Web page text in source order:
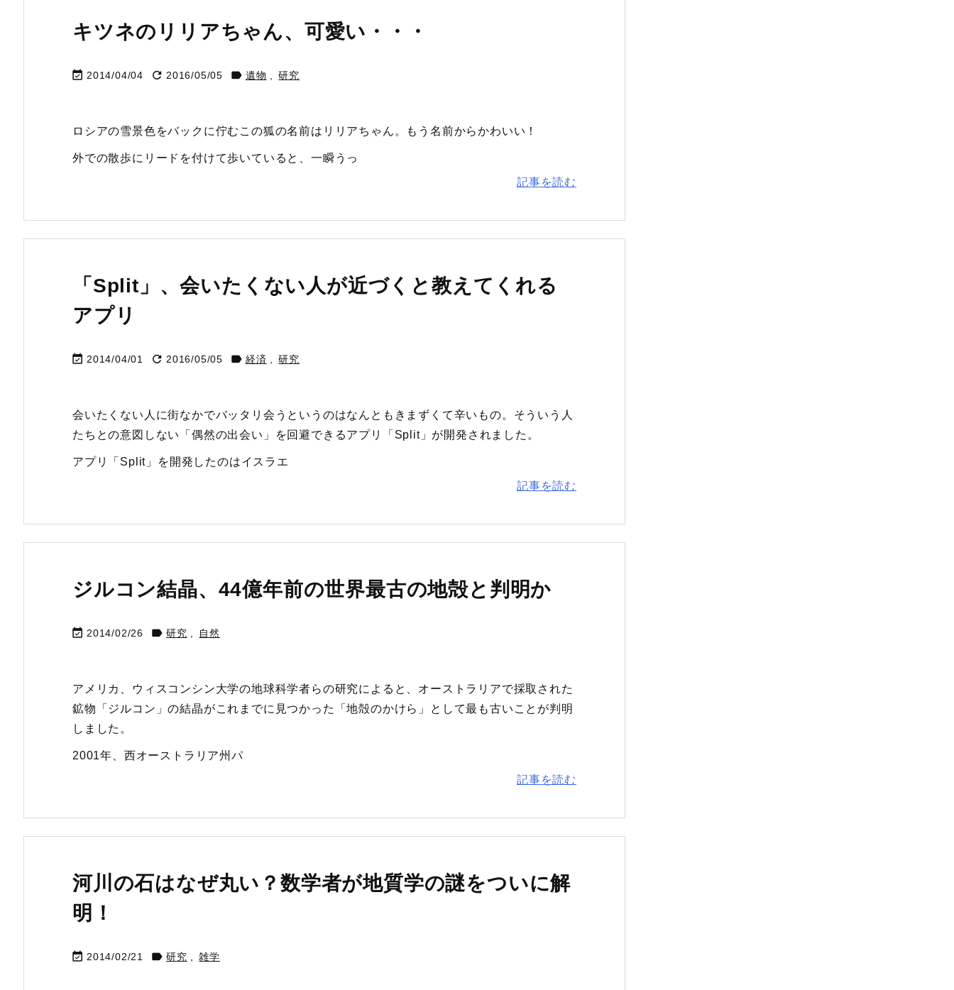
キツネのリリアちゃん、可愛い・・・
 2014/04/04  2016/05/05  遺物 研究
ロシアの雪景色をバックに佇むこの狐の名前はリリアちゃん。もう名前からかわいい！
外での散歩にリードを付けて歩いていると、一瞬うっ
記事を読む
「Split」、会いたくない人が近づくと教えてくれる
アプリ
 2014/04/01  2016/05/05  経済 研究
会いたくない人に街なかでバッタリ会うというのはなんともきまずくて辛いもの。そういう人
たちとの意図しない「偶然の出会い」を回避できるアプリ「Split」が開発されました。
アプリ「Split」を開発したのはイスラエ
記事を読む
ジルコン結晶、44億年前の世界最古の地殻と判明か
 2014/02/26  研究 自然
アメリカ、ウィスコンシン大学の地球科学者らの研究によると、オーストラリアで採取された
鉱物「ジルコン」の結晶がこれまでに見つかった「地殻のかけら」として最も古いことが判明
しました。
2001年、西オーストラリア州パ
記事を読む
河川の石はなぜ丸い？数学者が地質学の謎をついに解
明！
 2014/02/21  研究 雑学